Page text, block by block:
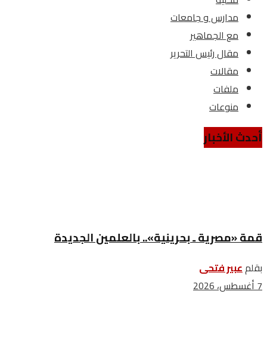
مدارس و جامعات
مع الجماهير
مقال رئيس التحرير
مقالات
ملفات
منوعات
أحدث الأخبار
قمة «مصرية ـ بحرينية».. بالعلمين الجديدة
بقلمعبير فتحى
7 أغسطس، 2026